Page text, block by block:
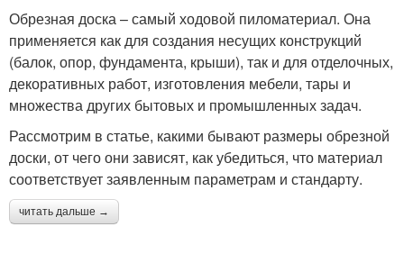
Обрезная доска – самый ходовой пиломатериал. Она
применяется как для создания несущих конструкций
(балок, опор, фундамента, крыши), так и для отделочных,
декоративных работ, изготовления мебели, тары и
множества других бытовых и промышленных задач.
Рассмотрим в статье, какими бывают размеры обрезной
доски, от чего они зависят, как убедиться, что материал
соответствует заявленным параметрам и стандарту.
читать дальше →